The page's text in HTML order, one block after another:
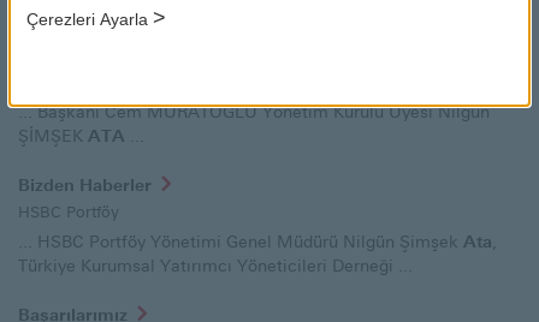
... Başkanı Cem MURATOĞLU Yönetim Kurulu Üyesi Nilgün
ŞİMŞEK ATA
Bizden Haberler
HSBC Portföy
... HSBC Portföy Yönetimi Genel Müdürü Nilgün Şimşek Ata
Türkiye Kurumsal Yatırımcı Yöneticileri Derneği ...
Başarılarımız
Çerezleri Ayarla >